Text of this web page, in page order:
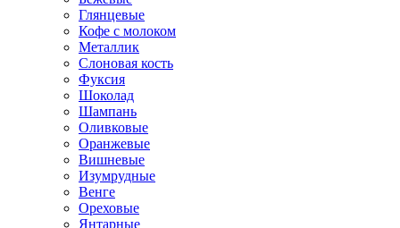
Глянцевые
Кофе с молоком
Металлик
Слоновая кость
Фуксия
Шоколад
Шампань
Оливковые
Оранжевые
Вишневые
Изумрудные
Венге
Ореховые
Янтарные